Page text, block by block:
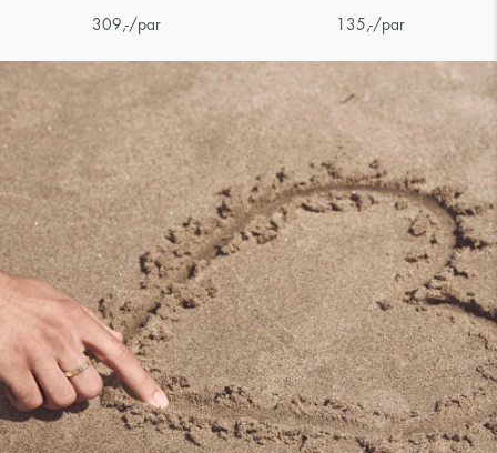
309 ,-/par 135 ,-/par